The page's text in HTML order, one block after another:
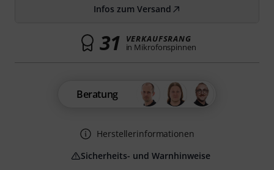
Infos zum Versand
31 VERKAUFSRANG
in Mikrofonspinnen
Beratung
Herstellerinformationen
Sicherheits- und Warnhinweise